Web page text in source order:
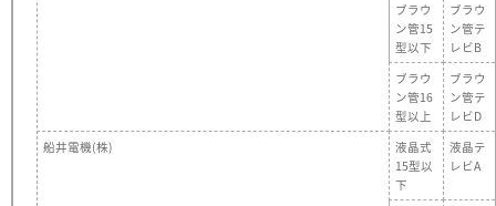
ブラウ
ン管15
型以下
ブラウ
ン管テ
レビB
ブラウ
ン管16
型以上
ブラウ
ン管テ
レビD
船井電機(株)
液晶式
15型以
下
液晶テ
レビA